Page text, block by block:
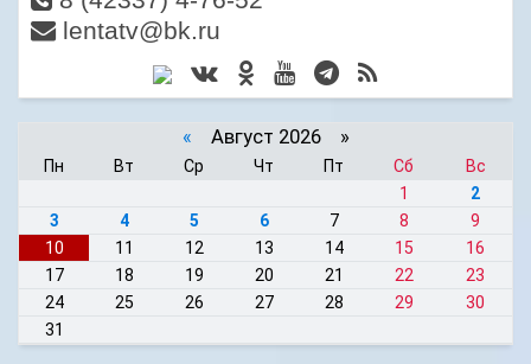
lentatv@bk.ru
« Август 2026 »
Пн Вт Ср Чт Пт Сб
Вс
1
2
3
4 5 6 7 8
9
10
11 12 13 14 15
16
17
18 19 20 21 22
23
24
25 26 27 28 29
30
31